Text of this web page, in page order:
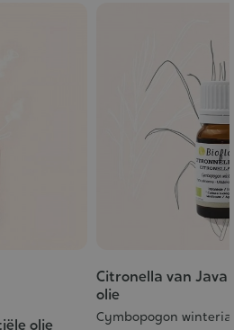
olie
Citronella van Java
olie
Cymbopogon